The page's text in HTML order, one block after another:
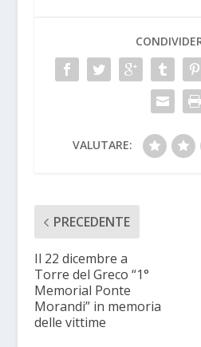
VALUTARE:
PRECEDENTE
Il 22 dicembre a
Torre del Greco “1°
Memorial Ponte
Morandi” in memoria
delle vittime